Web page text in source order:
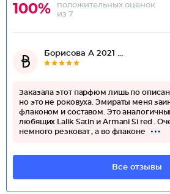
100%
положительных оценок
из 7
Борисова А 2021 ...
Заказала этот парфюм лишь по
но это не роковуха. Эмираты меня
флаконом и составом. Это
любящих Lalik Satin и Armani Si red .
немного резковат , а во флаконе
Все отзывы